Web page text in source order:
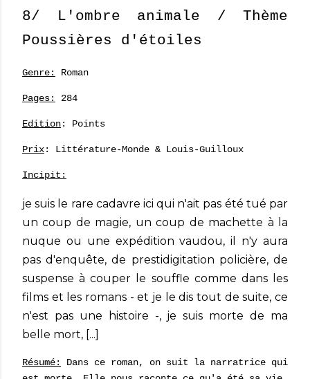
8/ L'ombre animale / Thème
Poussières d'étoiles
Genre: Roman
Pages: 284
Edition: Points
Prix: Littérature-Monde & Louis-Guilloux
Incipit:
je suis le rare cadavre ici qui n'ait pas été tué par
un coup de magie, un coup de machette à la
nuque ou une expédition vaudou, il n'y aura
pas d'enquête, de prestidigitation policière, de
suspense à couper le souffle comme dans les
films et les romans - et je le dis tout de suite, ce
n'est pas une histoire -, je suis morte de ma
belle mort, [...]
Résumé:
Dans ce roman, on suit la narratrice qui